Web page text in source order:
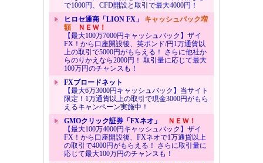
で1000円、CFD開設と取引で最大4000円！
ヒロセ通商「LION FX」 キャッシュバック増
額ＮＥＷ！
【最大100万7000円キャッシュバック】ザイ
FX！から口座開設後、英ポンド/円1万通貨以
上の取引で5000円がもらえる！ さらに他社か
らのりかえなら2000円！ 取引量に応じて最大
100万円のチャンスも！
FXブロードネット
【最大6万3000円キャッシュバック】当サイト
限定！1万通貨以上の取引で現金3000円がもら
えるキャンペーン実施中！
GMOクリック証券「FXネオ」
ＮＥＷ！
【最大100万4000円キャッシュバック】ザイ
FX！から口座開設後、FXネオで1万通貨以上
の取引で4000円がもらえる！ さらに取引量に
応じて最大100万円のチャンスも！